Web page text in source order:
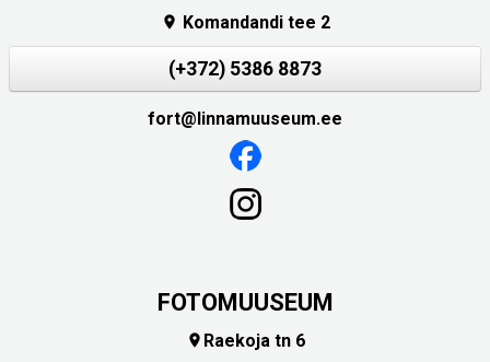
 Komandandi tee 2
(+372) 5386 8873
fort@linnamuuseum.ee
FOTOMUUSEUM
 Raekoja tn 6